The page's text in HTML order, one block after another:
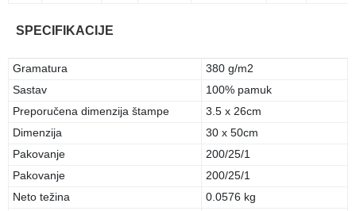
SPECIFIKACIJE
Gramatura
380 g/m2
Sastav
100% pamuk
Preporučena dimenzija štampe
3.5 x 26cm
Dimenzija
30 x 50cm
Pakovanje
200/25/1
Pakovanje
200/25/1
Neto težina
0.0576 kg